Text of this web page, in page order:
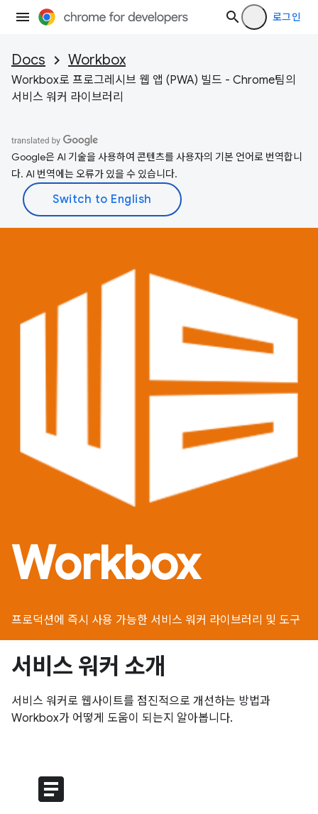
로그인
Docs Workbox
Workbox로 프로그레시브 웹 앱 (PWA) 빌드 - Chrome팀의
서비스 워커 라이브러리
Google은 AI 기술을 사용하여 콘텐츠를 사용자의 기본 언어로 번역합니
다. AI 번역에는 오류가 있을 수 있습니다.
Workbox
프로덕션에 즉시 사용 가능한 서비스 워커 라이브러리 및 도구
서비스 워커 소개
서비스 워커로 웹사이트를 점진적으로 개선하는 방법과
Workbox가 어떻게 도움이 되는지 알아봅니다.
article